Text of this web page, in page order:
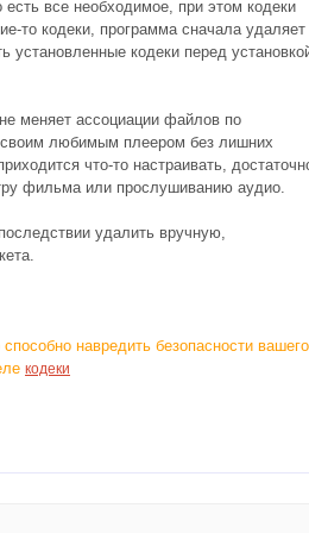
все необходимое, при этом кодеки
то кодеки, программа сначала удаляет
установленные кодеки перед
меняет ассоциации файлов по
любимым плеером без лишних
что-то настраивать,
фильма или прослушиванию аудио.
удалить вручную,
навредить безопасности вашего
кодеки